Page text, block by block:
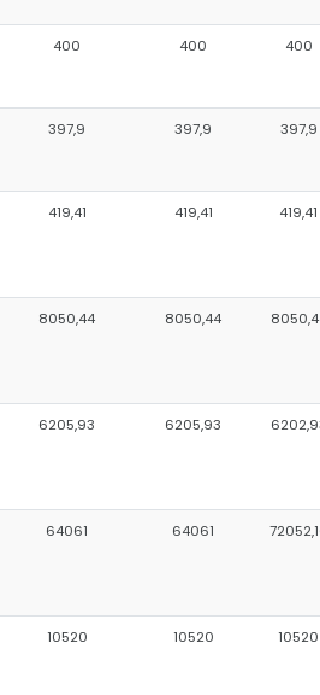
400 400 400
397,9 397,9 397,9
419,41 419,41 419,41
8050,44 8050,44
6205,93 6205,93
64061 64061
10520 10520 10520